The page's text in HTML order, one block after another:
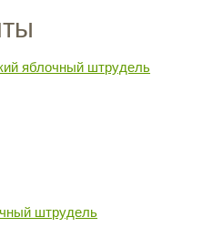
яблочный штрудель
штрудель